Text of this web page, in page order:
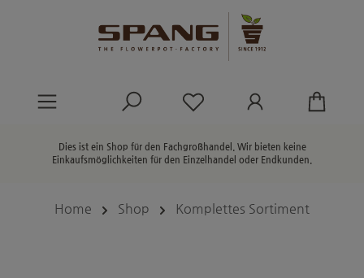
Du hast 0 Produkte
Dies ist ein Shop für den Fachgroßhandel. Wir bieten keine
Einkaufsmöglichkeiten für den Einzelhandel oder Endkunden.
Home Shop Komplettes Sortiment